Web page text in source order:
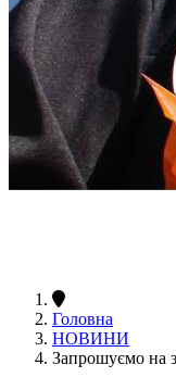
Головна
НОВИНИ
Запрошуємо на